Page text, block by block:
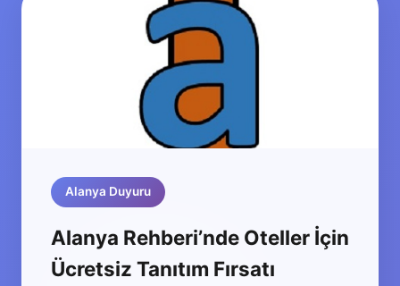
Alanya Duyuru
Alanya Rehberi’nde Oteller İçin
Ücretsiz Tanıtım Fırsatı